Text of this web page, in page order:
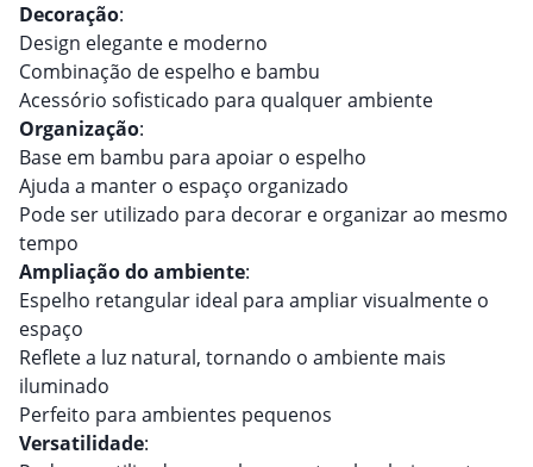
Decoração:
Design elegante e moderno
Combinação de espelho e bambu
Acessório sofisticado para qualquer ambiente
Organização:
Base em bambu para apoiar o espelho
Ajuda a manter o espaço organizado
Pode ser utilizado para decorar e organizar ao mesmo
tempo
Ampliação do ambiente:
Espelho retangular ideal para ampliar visualmente o
espaço
Reflete a luz natural, tornando o ambiente mais
iluminado
Perfeito para ambientes pequenos
Versatilidade: